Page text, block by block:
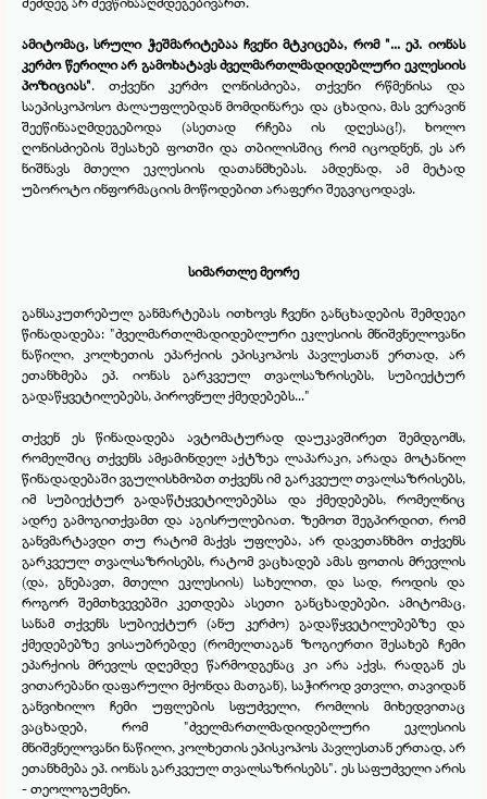
ამიტომაც, სრული ჭეშმარიტებაა ჩვენი მტკიცება, რომ "... ეპ. იონას
კერძო წერილი არ გამოხატავს ძველმართლმადიდებლური ეკლესიის
პოზიციას". თქვენი კერძო ღონისძიება, თქვენი რწმენისა და
საეპისკოპოსო ძალაუფლებდან მომდინარეა და ცხადია, მას ვერავინ
შეეწინააღმდეგებოდა (ასეთად რჩება ის დღესაც!), ხოლო
ღონისძიების შესახებ ფოთში და თბილისშიც რომ იცოდნენ, ეს არ
ნიშნავს მთელი ეკლესიის დათანმხებას. ამდენად, ამ მეტად
უბოროტო ინფორმაციის მოწოდებით არაფერი შეგვიცოდავს.
სიმართლე მეორე
განსაკუთრებულ განმარტებას ითხოვს ჩვენი განცხადების შემდეგი
წინადადება: "ძველმართლმადიდებლური ეკლესიის მნიშვნელოვანი
ნაწილი, კოლხეთის ეპარქიის ეპისკოპოს პავლესთან ერთად, არ
ეთანხმება ეპ. იონას გარკვეულ თვალსაზრისებს, სუბიექტურ
გადაწყვეტილებებს, პიროვნულ ქმედებებს..."
თქვენ ეს წინადადება ავტომატურად დაუკავშირეთ შემდგომს,
რომელშიც თქვენს ამჟამინდელ აქტზეა ლაპარაკი, არადა მოტანილ
წინადადებაში ვგულისხმობთ თქვენს იმ გარკვეულ თვალსაზრისებს,
იმ სუბიექტურ გადაწტყვეტილებებსა და ქმედებებს, რომელნიც
ადრე გამოგითქვამთ და აგისრულებიათ. ზემოთ შეგპირდით, რომ
განვმარტავდი თუ რატომ მაქვს უფლება, არ დავეთანხმო თქვენს
გარკვეულ თვალსაზრისებს, რატომ ვაცხადებ ამას ფოთის მრევლის
(და, გნებავთ, მთელი ეკლესიის) სახელით, და სად, როდის და
როგორ შემთხვევებში კეთდება ასეთი განცხადებები. ამიტომაც,
სანამ თქვენს სუბიექტურ (ანუ კერძო) გადაწყვეტილებებზე და
ქმედებებზე ვისაუბრებდე (რომელთაგან ზოგიერთი შესახებ ჩემი
ეპარქიის მრევლს დღემდე წარმოდგენაც კი არა აქვს, რადგან ეს
ვითარებანი დაფარული მქონდა მათგან), საჭიროდ ვთვლი, თავიდან
განვიხილო ჩემი უფლების სფუძველი, რომლის მიხედვითაც
ვაცხადებ, რომ "ძველმართლმადიდებლური ეკლესიის
მნიშვნელოვანი ნაწილი, კოლხეთის ეპისკოპოს პავლესთან ერთად, არ
ეთანხმება ეპ. იონას გარკვეულ თვალსაზრისებს". ეს საფუძველი არის
-თეოლოგუმენი.